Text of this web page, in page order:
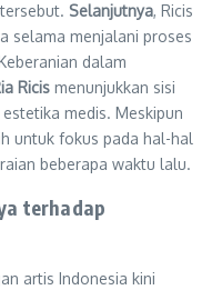
Selanjutnya, Ricis
selama menjalani proses
dalam
Ricis menunjukkan sisi
medis. Meskipun
untuk fokus pada hal-hal
beberapa waktu lalu.
terhadap
artis Indonesia kini